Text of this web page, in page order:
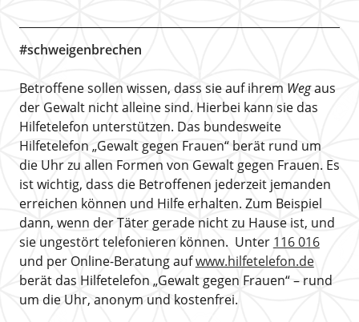
#schweigenbrechen
Betroffene sollen wissen, dass sie auf ihrem Wegaus
der Gewalt nicht alleine sind. Hierbei kann sie das
Hilfetelefon unterstützen. Das bundesweite
Hilfetelefon „Gewalt gegen Frauen“ berät rund um
die Uhr zu allen Formen von Gewalt gegen Frauen. Es
ist wichtig, dass die Betroffenen jederzeit jemanden
erreichen können und Hilfe erhalten. Zum Beispiel
dann, wenn der Täter gerade nicht zu Hause ist, und
sie ungestört telefonieren können. Unter 116 016
und per Online-Beratung aufwww.hilfetelefon.de
berät das Hilfetelefon „Gewalt gegen Frauen“ – rund
um die Uhr, anonym und kostenfrei.